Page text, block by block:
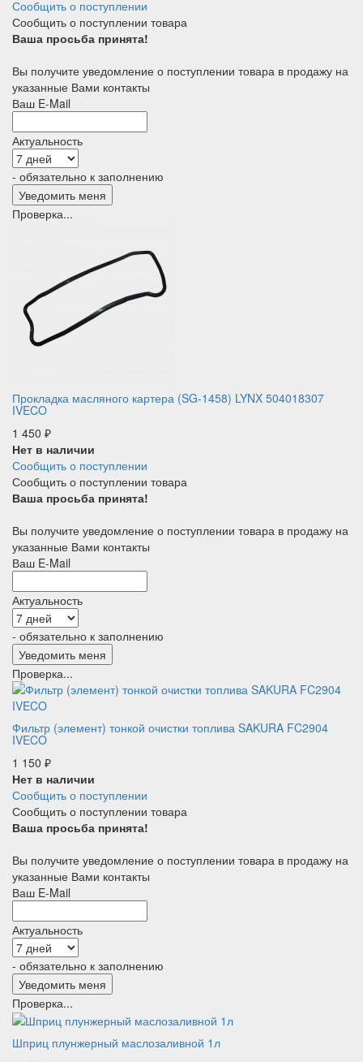
Сообщить о поступлении
Сообщить о поступлении товара
Ваша просьба принята!
Вы получите уведомление о поступлении товара в продажу на
указанные Вами контакты
Ваш E-Mail
Актуальность
- обязательно к заполнению
Проверка...
Прокладка масляного картера (SG-1458) LYNX 504018307
IVECO
1 450 ₽
Нет в наличии
Сообщить о поступлении
Сообщить о поступлении товара
Ваша просьба принята!
Вы получите уведомление о поступлении товара в продажу на
указанные Вами контакты
Ваш E-Mail
Актуальность
- обязательно к заполнению
Проверка...
Фильтр (элемент) тонкой очистки топлива SAKURA FC2904
IVECO
1 150 ₽
Нет в наличии
Сообщить о поступлении
Сообщить о поступлении товара
Ваша просьба принята!
Вы получите уведомление о поступлении товара в продажу на
указанные Вами контакты
Ваш E-Mail
Актуальность
- обязательно к заполнению
Проверка...
Шприц плунжерный маслозаливной 1л